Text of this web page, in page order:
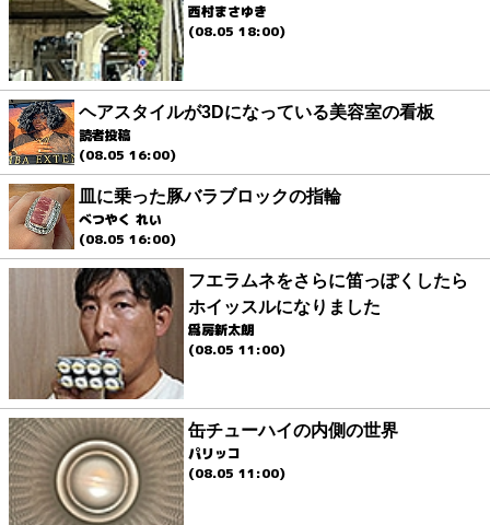
西村まさゆき
(08.05 18:00)
ヘアスタイルが3Dになっている美容室の看板
読者投稿
(08.05 16:00)
皿に乗った豚バラブロックの指輪
べつやく れい
(08.05 16:00)
フエラムネをさらに笛っぽくしたら
ホイッスルになりました
爲房新太朗
(08.05 11:00)
缶チューハイの内側の世界
パリッコ
(08.05 11:00)